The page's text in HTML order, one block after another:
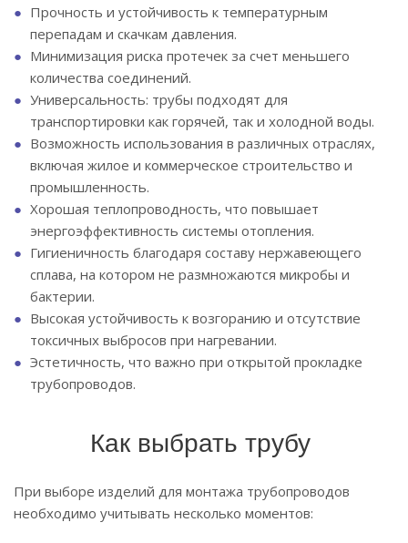
Прочность и устойчивость к температурным
перепадам и скачкам давления.
Минимизация риска протечек за счет меньшего
количества соединений.
Универсальность: трубы подходят для
транспортировки как горячей, так и холодной воды.
Возможность использования в различных отраслях,
включая жилое и коммерческое строительство и
промышленность.
Хорошая теплопроводность, что повышает
энергоэффективность системы отопления.
Гигиеничность благодаря составу нержавеющего
сплава, на котором не размножаются микробы и
бактерии.
Высокая устойчивость к возгоранию и отсутствие
токсичных выбросов при нагревании.
Эстетичность, что важно при открытой прокладке
трубопроводов.
Как выбрать трубу
При выборе изделий для монтажа трубопроводов
необходимо учитывать несколько моментов: